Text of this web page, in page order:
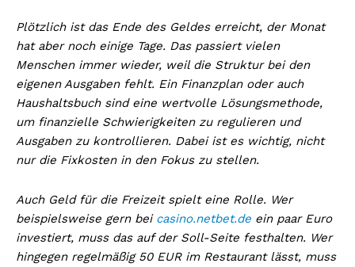
Plötzlich ist das Ende des Geldes erreicht, der Monat
hat aber noch einige Tage. Das passiert vielen
Menschen immer wieder, weil die Struktur bei den
eigenen Ausgaben fehlt. Ein Finanzplan oder auch
Haushaltsbuch sind eine wertvolle Lösungsmethode,
um finanzielle Schwierigkeiten zu regulieren und
Ausgaben zu kontrollieren. Dabei ist es wichtig, nicht
nur die Fixkosten in den Fokus zu stellen.
Auch Geld für die Freizeit spielt eine Rolle. Wer
beispielsweise gern bei casino.netbet.de ein paar Euro
investiert, muss das auf der Soll-Seite festhalten. Wer
hingegen regelmäßig 50 EUR im Restaurant lässt, muss